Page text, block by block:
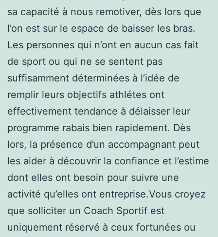
sa capacité à nous remotiver, dès lors que
l’on est sur le espace de baisser les bras.
Les personnes qui n’ont en aucun cas fait
de sport ou qui ne se sentent pas
suffisamment déterminées à l’idée de
remplir leurs objectifs athlétes ont
effectivement tendance à délaisser leur
programme rabais bien rapidement. Dès
lors, la présence d’un accompagnant peut
les aider à découvrir la confiance et l’estime
dont elles ont besoin pour suivre une
activité qu’elles ont entreprise.Vous croyez
que solliciter un Coach Sportif est
uniquement réservé à ceux fortunées ou